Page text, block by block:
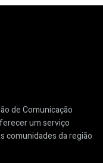
de Comunicação
um serviço
comunidades da região